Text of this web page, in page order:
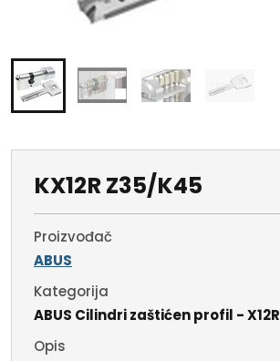
KX12R Z35/K45
Proizvođač
ABUS
Kategorija
ABUS Cilindri zaštićen profil - X12R
Opis